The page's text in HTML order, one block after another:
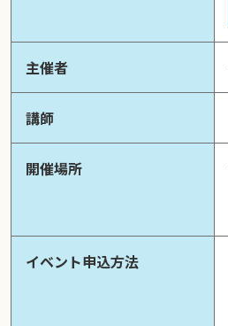
主催者
講師
開催場所
イベント申込方法